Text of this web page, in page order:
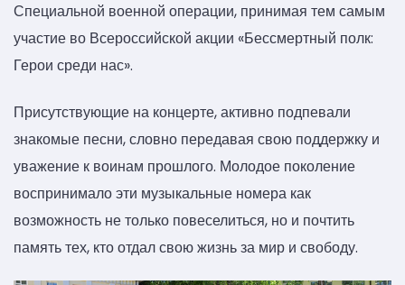
Специальной военной операции, принимая тем самым
участие во Всероссийской акции «Бессмертный полк:
Герои среди нас».
Присутствующие на концерте, активно подпевали
знакомые песни, словно передавая свою поддержку и
уважение к воинам прошлого. Молодое поколение
воспринимало эти музыкальные номера как
возможность не только повеселиться, но и почтить
память тех, кто отдал свою жизнь за мир и свободу.